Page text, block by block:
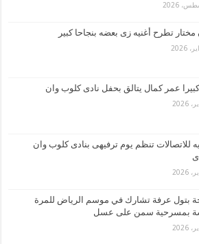
تطرح أغنيه زى بعضه بنجاحا كبير
كبيرا عمر كمال يتالق بحفل نادى كلوب وان
للاتصالات تنظم يوم ترفيهى بنادى كلوب وان
بتول عرفة تشارك في موسم الرياض للمرة
بمسرحية سمن على عسل